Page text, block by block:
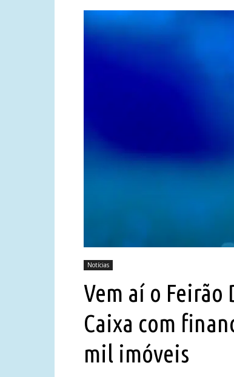
Notícias
Vem aí o Feirão
Caixa com
mil imóveis